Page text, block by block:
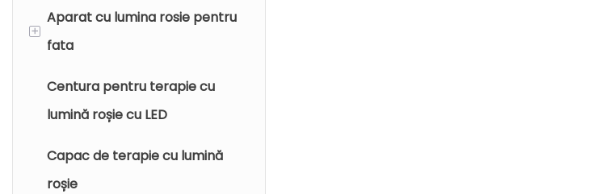
+
Aparat cu lumina rosie pentru
fata
Mască de terapie cu lumină
LED
Aparat de terapie cu lumină
PDT LED
Centura pentru terapie cu
lumină roșie cu LED
Capac de terapie cu lumină
roșie